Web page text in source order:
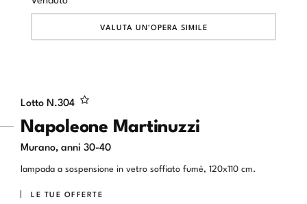
Lotto N.304
Napoleone Martinuzzi
Murano, anni 30-40
lampada a sospensione in vetro soffiato fumè, 120x110 cm.
LE TUE OFFERTE
VALUTA UN'OPERA SIMILE